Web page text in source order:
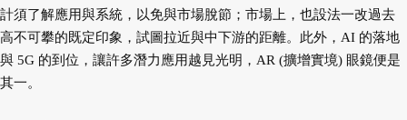
計須了解應用與系統，以免與市場脫節；市場上，也設法一改過去
高不可攀的既定印象，試圖拉近與中下游的距離。此外，AI 的落地
與 5G 的到位，讓許多潛力應用越見光明，AR (擴增實境) 眼鏡便是
其一。